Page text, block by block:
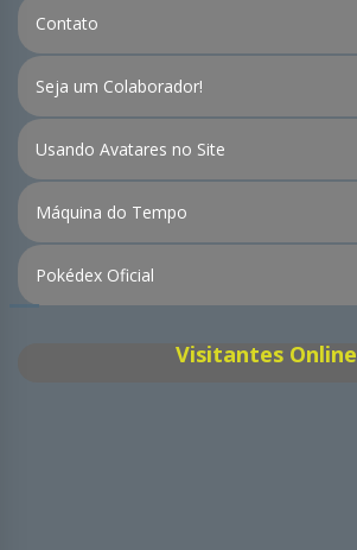
Contato
Seja um Colaborador!
Usando Avatares no Site
Máquina do Tempo
Pokédex Oficial
Visitantes Online